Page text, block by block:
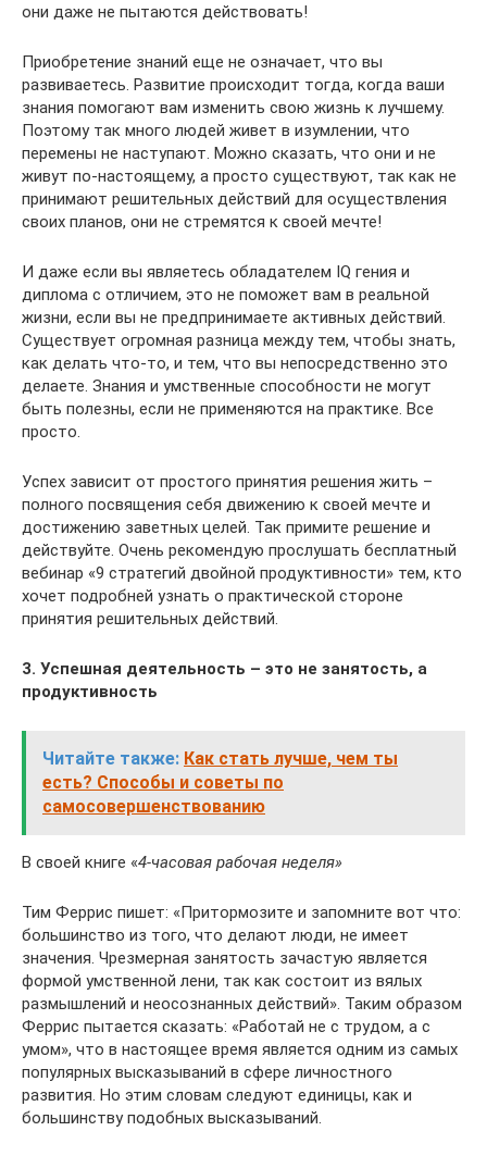
они даже не пытаются действовать!
Приобретение знаний еще не означает, что вы
развиваетесь. Развитие происходит тогда, когда ваши
знания помогают вам изменить свою жизнь к лучшему.
Поэтому так много людей живет в изумлении, что
перемены не наступают. Можно сказать, что они и не
живут по-настоящему, а просто существуют, так как не
принимают решительных действий для осуществления
своих планов, они не стремятся к своей мечте!
И даже если вы являетесь обладателем IQ гения и
диплома с отличием, это не поможет вам в реальной
жизни, если вы не предпринимаете активных действий.
Существует огромная разница между тем, чтобы знать,
как делать что-то, и тем, что вы непосредственно это
делаете. Знания и умственные способности не могут
быть полезны, если не применяются на практике. Все
просто.
Успех зависит от простого принятия решения жить –
полного посвящения себя движению к своей мечте и
достижению заветных целей. Так примите решение и
действуйте. Очень рекомендую прослушать бесплатный
вебинар «9 стратегий двойной продуктивности» тем, кто
хочет подробней узнать о практической стороне
принятия решительных действий.
3. Успешная деятельность – это не занятость, а
продуктивность
Читайте также: Как стать лучше, чем ты
есть? Способы и советы по
самосовершенствованию
В своей книге «4-часовая рабочая неделя»
Тим Феррис пишет: «Притормозите и запомните вот что:
большинство из того, что делают люди, не имеет
значения. Чрезмерная занятость зачастую является
формой умственной лени, так как состоит из вялых
размышлений и неосознанных действий». Таким образом
Феррис пытается сказать: «Работай не с трудом, а с
умом», что в настоящее время является одним из самых
популярных высказываний в сфере личностного
развития. Но этим словам следуют единицы, как и
большинству подобных высказываний.